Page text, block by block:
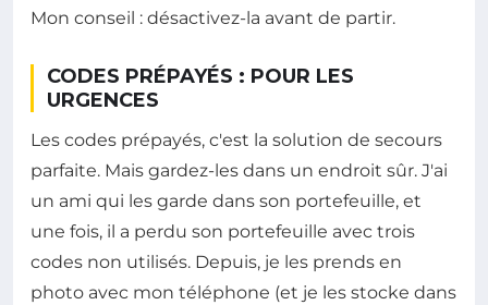
Mon conseil : désactivez-la avant de partir.
CODES PRÉPAYÉS : POUR LES
URGENCES
Les codes prépayés, c'est la solution de secours
parfaite. Mais gardez-les dans un endroit sûr. J'ai
un ami qui les garde dans son portefeuille, et
une fois, il a perdu son portefeuille avec trois
codes non utilisés. Depuis, je les prends en
photo avec mon téléphone (et je les stocke dans